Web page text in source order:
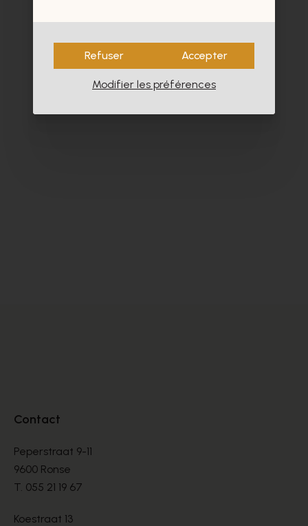
Contact
Peperstraat 9-11
9600 Ronse
T. 055 21 19 67
Koestraat 13
Refuser Accepter
Modifier les préférences